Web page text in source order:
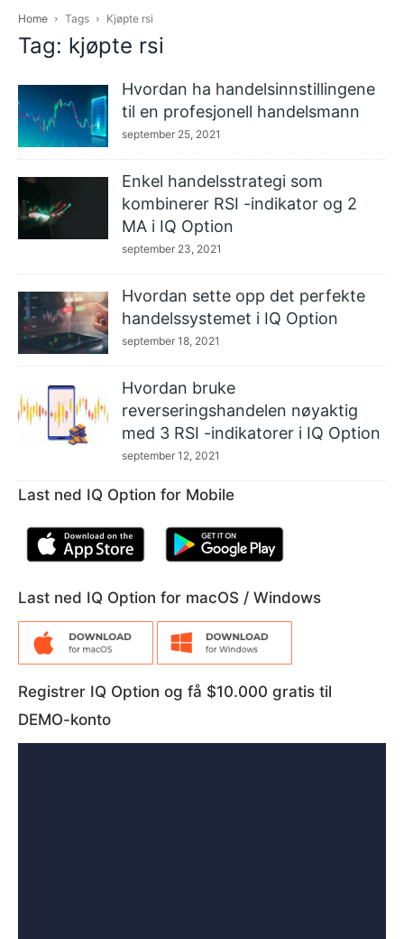
Home Tags Kjøpte rsi
Tag: kjøpte rsi
Hvordan ha handelsinnstillingene
til en profesjonell handelsmann
september 25, 2021
Enkel handelsstrategi som
kombinerer RSI -indikator og 2
MA i IQ Option
september 23, 2021
Hvordan sette opp det perfekte
handelssystemet i IQ Option
september 18, 2021
Hvordan bruke
reverseringshandelen nøyaktig
med 3 RSI -indikatorer i IQ Option
september 12, 2021
Last ned IQ Option for Mobile
Last ned IQ Option for macOS / Windows
Registrer IQ Option og få $10.000 gratis til
DEMO-konto